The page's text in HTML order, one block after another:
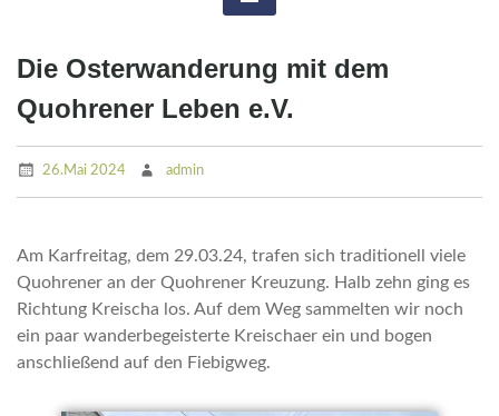
Die Osterwanderung mit dem
Quohrener Leben e.V.
26.Mai 2024 admin
Am Karfreitag, dem 29.03.24, trafen sich traditionell viele
Quohrener an der Quohrener Kreuzung. Halb zehn ging es
Richtung Kreischa los. Auf dem Weg sammelten wir noch
ein paar wanderbegeisterte Kreischaer ein und bogen
anschließend auf den Fiebigweg.